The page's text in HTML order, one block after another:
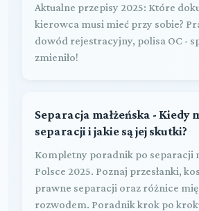
Aktualne przepisy 2025: Które
kierowca musi mieć przy sobie?
dowód rejestracyjny, polisa OC -
zmieniło!
Separacja małżeńska - Kiedy
separacji i jakie są jej skutki?
Kompletny poradnik po separacji
Polsce 2025. Poznaj przesłanki,
prawne separacji oraz różnice
rozwodem. Poradnik krok po